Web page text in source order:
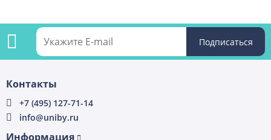
Контакты
+7 (495) 127-71-14
info@uniby.ru
Информация